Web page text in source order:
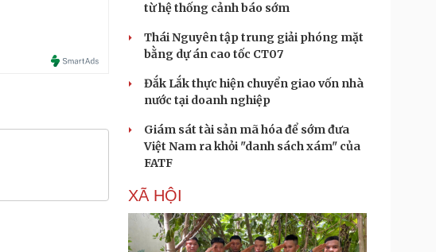
từ hệ thống cảnh báo sớm
Thái Nguyên tập trung giải phóng mặt
bằng dự án cao tốc CT07
Đắk Lắk thực hiện chuyển giao vốn nhà
nước tại doanh nghiệp
Giám sát tài sản mã hóa để sớm đưa
Việt Nam ra khỏi "danh sách xám" của
FATF
XÃ HỘI